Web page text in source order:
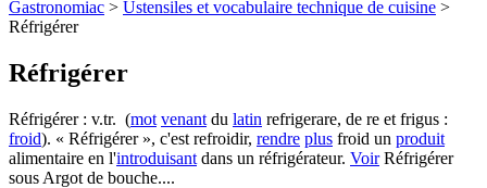
Gastronomiac > Ustensiles et vocabulaire technique de cuisine >
Réfrigérer
Réfrigérer
Réfrigérer : v.tr. (mot venant du latin refrigerare, de re et frigus :
froid). « Réfrigérer », c'est refroidir, rendre plus froid un produit
alimentaire en l'introduisant dans un réfrigérateur. VoirRéfrigérer
sous Argot de bouche....